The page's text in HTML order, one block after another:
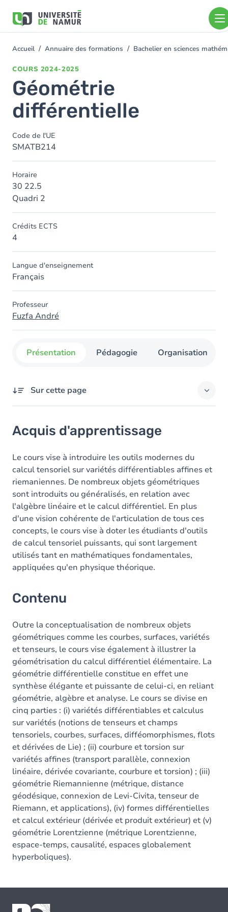
contenu
You
Accueil Annuaire des formations Bachelier en sciences
COURS 2024-2025
Géométrie
différentielle
Code de l'UE
SMATB214
Horaire
30 22.5
Quadri 2
Crédits ECTS
4
Langue d'enseignement
Français
Professeur
Fuzfa André
Présentation Pédagogie Organisation
Sur cette page
Contenu
Acquis d'apprentissage
Le cours vise à introduire les outils modernes du
calcul tensoriel sur variétés différentiables affines et
riemaniennes. De nombreux objets géométriques
sont introduits ou généralisés, en relation avec
l'algèbre linéaire et le calcul différentiel. En plus
d'une vision cohérente de l'articulation de tous ces
concepts, le cours vise à doter les étudiants d'outils
de calcul tensoriel puissants, qui sont largement
utilisés tant en mathématiques fondamentales,
appliquées qu'en physique théorique.
Contenu
Outre la conceptualisation de nombreux objets
géométriques comme les courbes, surfaces, variétés
et tenseurs, le cours vise également à illustrer la
géométrisation du calcul différentiel élémentaire. La
géométrie différentielle constitue en effet une
synthèse élégante et puissante de celui-ci, en reliant
géométrie, algèbre et analyse. Le cours se divise en
cinq parties : (i) variétés différentiables et calculus
sur variétés (notions de tenseurs et champs
tensoriels, courbes, surfaces, difféomorphismes, flots
et dérivées de Lie) ; (ii) courbure et torsion sur
variétés affines (transport parallèle, connexion
linéaire, dérivée covariante, courbure et torsion) ; (iii)
géométrie Riemannienne (métrique, distance
géodésique, connexion de Levi-Civita, tenseur de
Riemann, et applications), (iv) formes différentielles
et calcul extérieur (dérivée et produit extérieur) et (v)
géométrie Lorentzienne (métrique Lorentzienne,
espace-temps, causalité, espaces globalement
hyperboliques).